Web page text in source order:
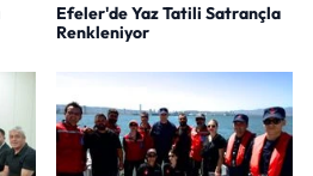
Efeler'de Yaz Tatili Satrançla
Renkleniyor